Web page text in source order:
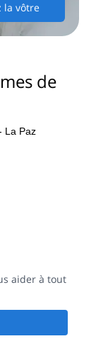
la vôtre
de
La Paz
aider à tout